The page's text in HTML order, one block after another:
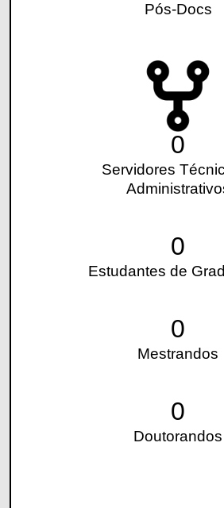
Pós-Docs
0
Servidores
0
Estudantes de
0
Mestrandos
0
Doutorandos